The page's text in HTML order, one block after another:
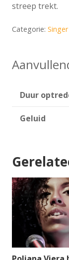
streep trekt.
Categorie:
Duur
Geluid